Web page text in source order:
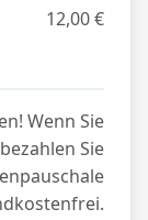
12,00 €
Wenn Sie
Sie